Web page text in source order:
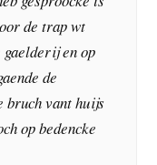
de trap wt
en op
de
bruch vant huijs
op bedencke